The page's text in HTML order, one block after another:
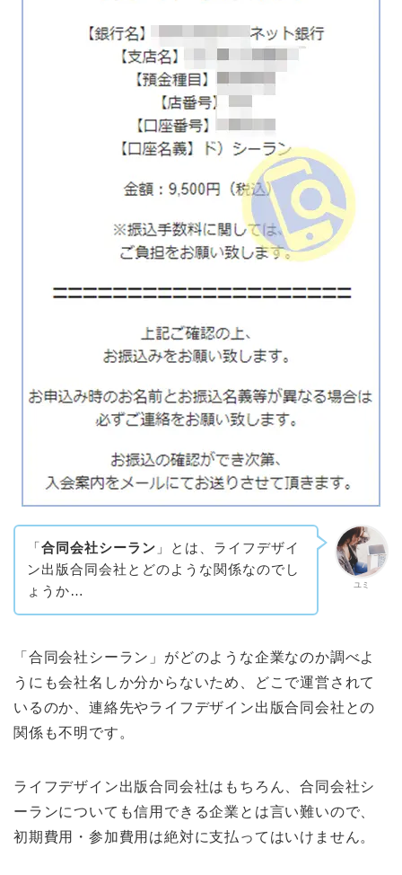
ユミ
「合同会社シーラン 」とは、ライフデザイ
ン出版合同会社とどのような関係なのでし
ょうか…
「合同会社シーラン」がどのような企業なのか調べよ
うにも会社名しか分からないため、どこで運営されて
いるのか、連絡先やライフデザイン出版合同会社との
関係も不明です。
ライフデザイン出版合同会社はもちろん、合同会社シ
ーランについても信用できる企業とは言い難いので、
初期費用・参加費用は絶対に支払ってはいけません。